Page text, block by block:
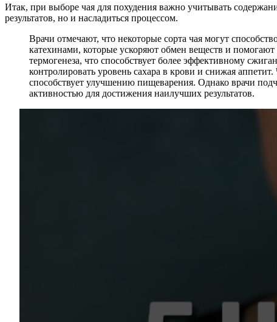
Итак, при выборе чая для похудения важно учитывать
результатов, но и насладиться процессом.
Врачи отмечают, что некоторые сорта чая могут
катехинами, которые ускоряют обмен веществ и
термогенеза, что способствует более эффективному
контролировать уровень сахара в крови и снижая
способствует улучшению пищеварения. Однако врачи
активностью для достижения наилучших результатов.